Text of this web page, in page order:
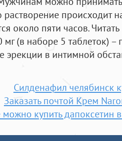
растворение происходит
около пяти часов.
(в наборе 5 таблеток)
эрекции в интимной
Силденафил челябинск
Заказать почтой Крем
можно купить дапоксетин